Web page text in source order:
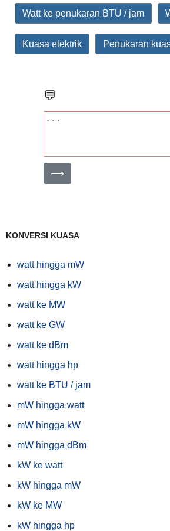
Watt ke penukaran BTU / jam
Kuasa elektrik Penukaran
💬
⟶
KONVERSI KUASA
watt hingga mW
watt hingga kW
watt ke MW
watt ke GW
watt ke dBm
watt hingga hp
watt ke BTU / jam
mW hingga watt
mW hingga kW
mW hingga dBm
kW ke watt
kW hingga mW
kW ke MW
kW hingga hp